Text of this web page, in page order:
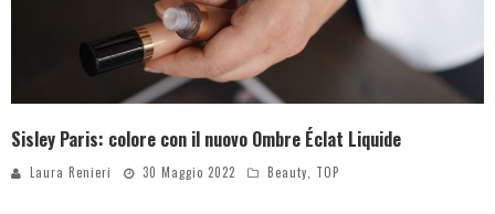
Sisley Paris: colore con il nuovo Ombre Éclat Liquide
Laura Renieri 30 Maggio 2022 Beauty, TOP